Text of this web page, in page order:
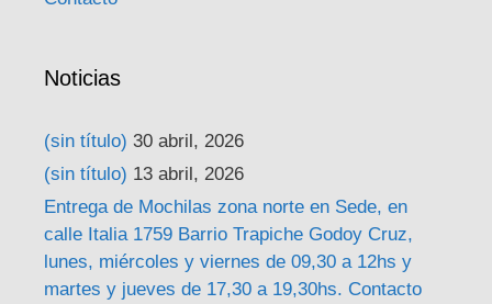
Noticias
(sin título) 30 abril, 2026
(sin título) 13 abril, 2026
Entrega de Mochilas zona norte en Sede, en
calle Italia 1759 Barrio Trapiche Godoy Cruz,
lunes, miércoles y viernes de 09,30 a 12hs y
martes y jueves de 17,30 a 19,30hs. Contacto